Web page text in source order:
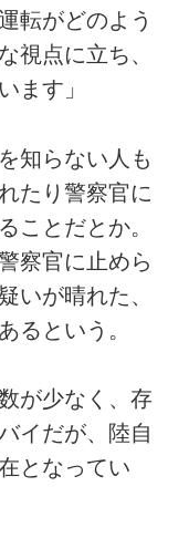
転がどのよう
視点に立ち、
ます」
知らない人も
たり警察官に
ことだとか。
察官に止めら
いが晴れた、
るという。
が少なく、存
イだが、陸自
となってい